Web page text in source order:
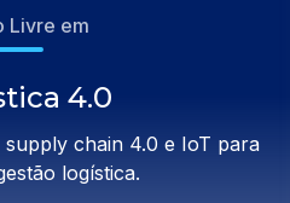
Livre em
4.0
chain 4.0 e IoT para
logística.